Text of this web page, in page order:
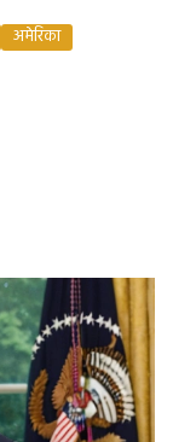
अमेरिका